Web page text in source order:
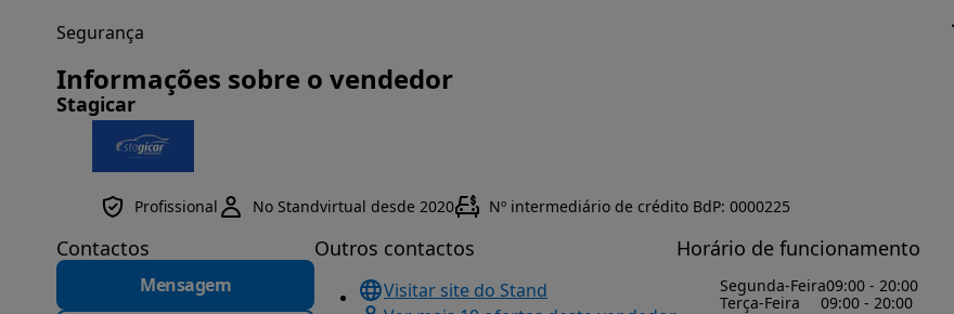
Segurança
Informações sobre o vendedor
Stagicar
Profissional No Standvirtual desde 2020 Nº intermediário de crédito BdP: 0000225
Contactos
Mensagem
Outros contactos
Visitar site do Stand
Horário de funcionamento
Segunda-Feira09:00 - 20:00
Terça-Feira
09:00 - 20:00